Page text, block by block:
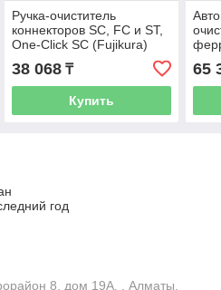
Ручка-очиститель
коннекторов SC, FC и ST,
One-Click SC (Fujikura)
38 068₸
Купить
65
год
8, дом 19А. , Алматы,